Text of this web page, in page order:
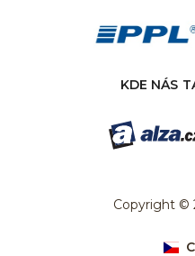
KDE NÁS
Copyright ©